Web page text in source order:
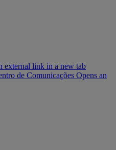
external link in a new tab
de Comunicações Opens an